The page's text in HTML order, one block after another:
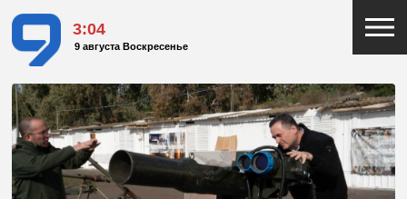
3:04
9 августа Воскресенье